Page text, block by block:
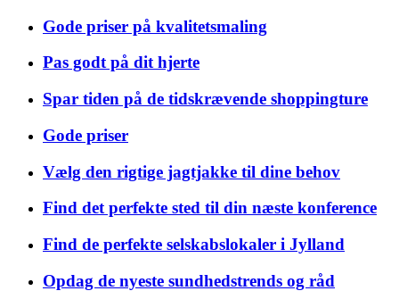
Gode priser på kvalitetsmaling
Pas godt på dit hjerte
Spar tiden på de tidskrævende shoppingture
Gode priser
Vælg den rigtige jagtjakke til dine behov
Find det perfekte sted til din næste konference
Find de perfekte selskabslokaler i Jylland
Opdag de nyeste sundhedstrends og råd